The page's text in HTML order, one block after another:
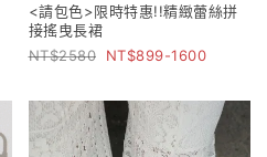
<請包色>限時特惠!!精緻蕾絲拼
接搖曳長裙
2580
899-1600